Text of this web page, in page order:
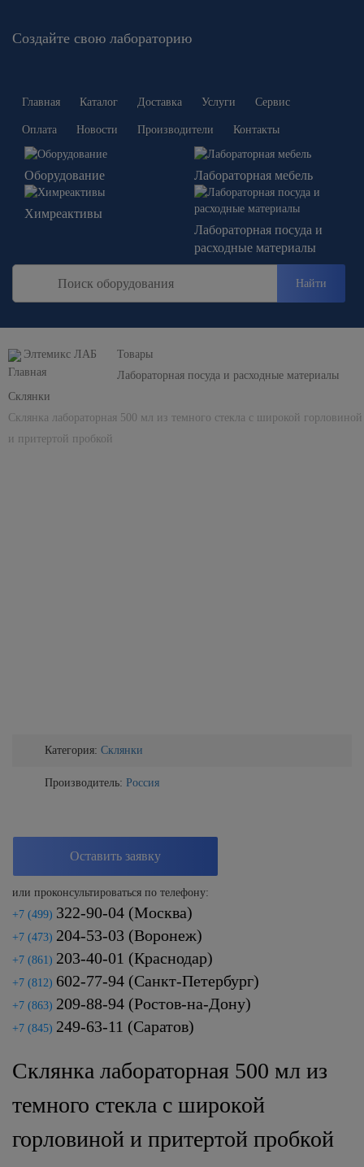
Создайте свою лабораторию
Главная Каталог Доставка Услуги Сервис
Оплата Новости Производители Контакты
Оборудование Лабораторная мебель
Химреактивы
Лабораторная посуда и
расходные материалы
Найти
Элтемикс ЛАБ
Товары
Лабораторная посуда и расходные материалы
Склянки
Склянка лабораторная 500 мл из темного стекла с широкой горловиной
и притертой пробкой
Категория: Склянки
Производитель: Россия
Оставить заявку
или проконсультироваться по телефону:
+7 (499) 322-90-04 (Москва)
+7 (473) 204-53-03 (Воронеж)
+7 (861) 203-40-01 (Краснодар)
+7 (812) 602-77-94 (Санкт-Петербург)
+7 (863) 209-88-94 (Ростов-на-Дону)
+7 (845) 249-63-11 (Саратов)
Склянка лабораторная 500 мл из
темного стекла с широкой
горловиной и притертой пробкой